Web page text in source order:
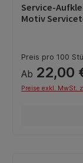
Service-
Motiv
Preis pro 100
Ab 22,00
Preise exkl. MwSt.